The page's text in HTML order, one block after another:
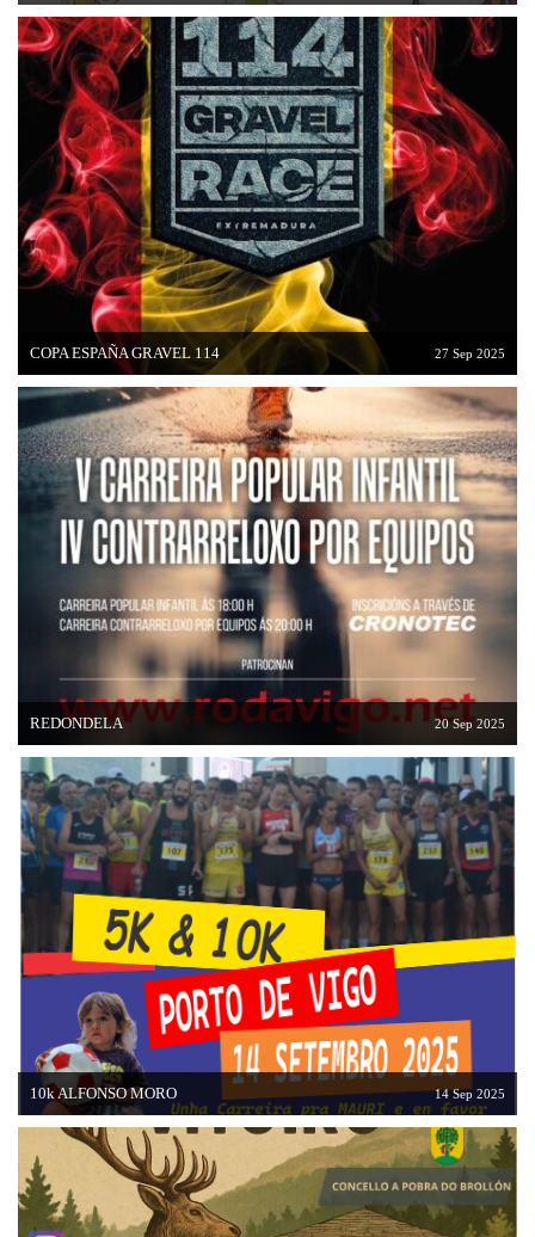
COPA ESPAÑA GRAVEL 114 27 Sep 2025
REDONDELA 20 Sep 2025
10k ALFONSO MORO 14 Sep 2025